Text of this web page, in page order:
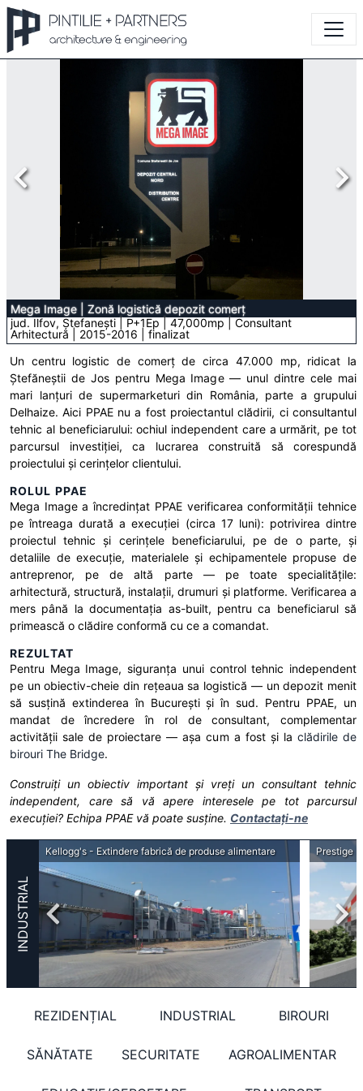
Mega Image
Zonă logistică depozit comerț
jud. Ilfov, Ștefanești | P+1Ep | 47,000mp | Consultant
Arhitectură | 2015-2016 | finalizat
Un centru logistic de comerț de circa 47.000 mp, ridicat la
Ștefăneștii de Jos pentru Mega Image — unul dintre cele mai
mari lanțuri de supermarketuri din România, parte a grupului
Delhaize. Aici PPAE nu a fost proiectantul clădirii, ci consultantul
tehnic al beneficiarului: ochiul independent care a urmărit, pe tot
parcursul investiției, ca lucrarea construită să corespundă
proiectului și cerințelor clientului.
ROLUL PPAE
Mega Image a încredințat PPAE verificarea conformității tehnice
pe întreaga durată a execuției (circa 17 luni): potrivirea dintre
proiectul tehnic și cerințele beneficiarului, pe de o parte, și
detaliile de execuție, materialele și echipamentele propuse de
antreprenor, pe de altă parte — pe toate specialitățile:
arhitectură, structură, instalații, drumuri și platforme. Verificarea a
mers până la documentația as-built, pentru ca beneficiarul să
primească o clădire conformă cu ce a comandat.
REZULTAT
Pentru Mega Image, siguranța unui control tehnic independent
pe un obiectiv-cheie din rețeaua sa logistică — un depozit menit
să susțină extinderea în București și în sud. Pentru PPAE, un
mandat de încredere în rol de consultant, complementar
activității sale de proiectare — așa cum a fost și la clădirile de
birouri The Bridge.
Construiți un obiectiv important și vreți un consultant tehnic
independent, care să vă apere interesele pe tot parcursul
execuției? Echipa PPAE vă poate susține. Contactați-ne
INDUSTRIAL
Kellogg's - Extindere fabrică de produse alimentare Prestige
REZIDENȚIAL INDUSTRIAL BIROURI
SĂNĂTATE SECURITATE AGROALIMENTAR